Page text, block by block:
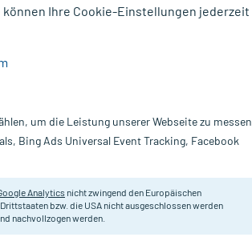
19€ Mindestbestellwert!
Chek
geeignet.
Ihre Cookie-Einstellungen jederzeit
um die Leistung unserer Webseite zu messen
Bing Ads Universal Event Tracking, Facebook
Analytics nicht zwingend den Europäischen
bzw. die USA nicht ausgeschlossen werden
nachvollzogen werden.